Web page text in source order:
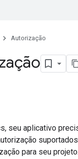
Autorização
seu aplicativo
para seu projeto.